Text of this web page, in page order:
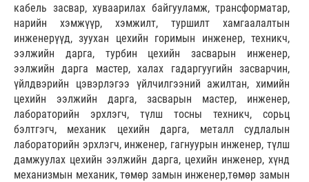
кабель засвар, хуваарилах байгууламж, трансформатар,
нарийн хэмжүүр, хэмжилт, туршилт хамгаалалтын
инженерүүд, зуухан цехийн горимын инженер, техникч,
ээлжийн дарга, турбин цехийн засварын инженер,
ээлжийн дарга мастер, халах гадаргуугийн засварчин,
үйлдвэрийн цэвэрлэгээ үйлчилгээний ажилтан, химийн
цехийн ээлжийн дарга, засварын мастер, инженер,
лабораторийн эрхлэгч, түлш тосны техникч, сорьц
бэлтгэгч, механик цехийн дарга, металл судлалын
лабораторийн эрхлэгч, инженер, гагнуурын инженер, түлш
дамжуулах цехийн ээлжийн дарга, цехийн инженер, хүнд
механизмын механик, төмөр замын инженер,төмөр замын